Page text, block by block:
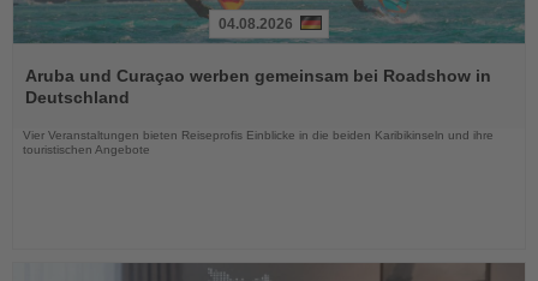
Sie
die
04.08.2026
Aruba und Curaçao werben gemeinsam bei Roadshow in
Deutschland
Vier Veranstaltungen bieten Reiseprofis Einblicke in die beiden Karibikinseln und ihre
touristischen Angebote